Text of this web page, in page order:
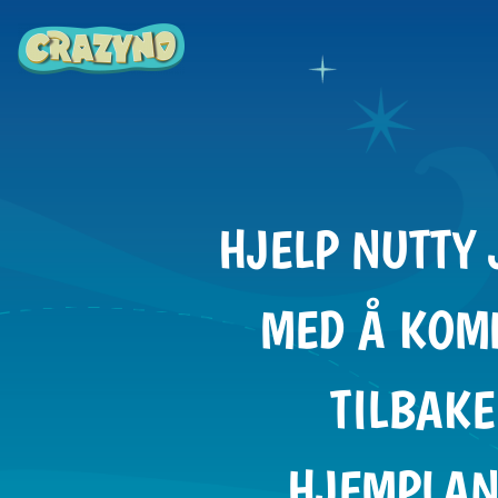
HJELP NUTTY
MED Å